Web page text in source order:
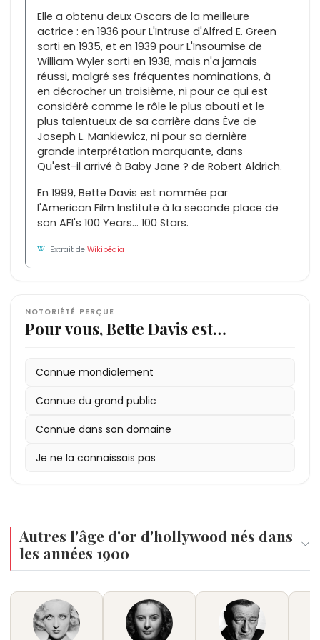
Elle a obtenu deux Oscars de la meilleure
actrice : en 1936 pour L'Intruse d'Alfred E. Green
sorti en 1935, et en 1939 pour L'Insoumise de
William Wyler sorti en 1938, mais n'a jamais
réussi, malgré ses fréquentes nominations, à
en décrocher un troisième, ni pour ce qui est
considéré comme le rôle le plus abouti et le
plus talentueux de sa carrière dans Ève de
Joseph L. Mankiewicz, ni pour sa dernière
grande interprétation marquante, dans
Qu'est-il arrivé à Baby Jane ? de Robert Aldrich.
En 1999, Bette Davis est nommée par
l'American Film Institute à la seconde place de
son AFI's 100 Years... 100 Stars.
Extrait deWikipédia
NOTORIÉTÉ PERÇUE
Pour vous, Bette Davis est…
Connue mondialement
Connue du grand public
Connue dans son domaine
Je ne la connaissais pas
Autres l'âge d'or d'hollywood nés dans
les années 1900